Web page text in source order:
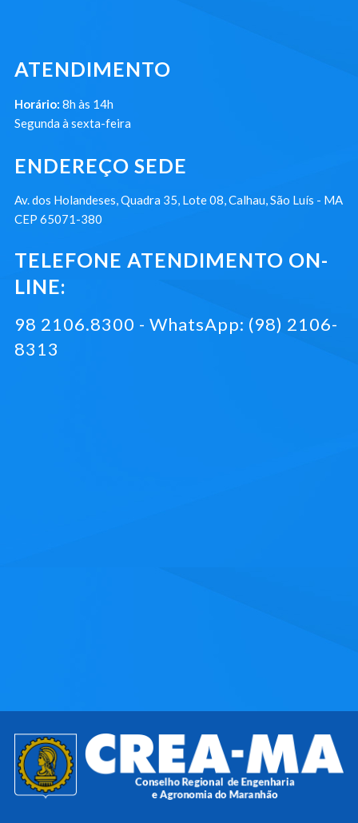
ATENDIMENTO
Horário: 8h às 14h
Segunda à sexta-feira
ENDEREÇO SEDE
Av. dos Holandeses, Quadra 35, Lote 08, Calhau, São Luís - MA
CEP 65071-380
TELEFONE ATENDIMENTO ON-
LINE:
98 2106.8300 - WhatsApp: (98) 2106-
8313